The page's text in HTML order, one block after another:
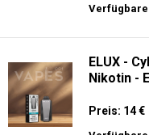
ELUX -
Nikotin -
Preis: 14 €